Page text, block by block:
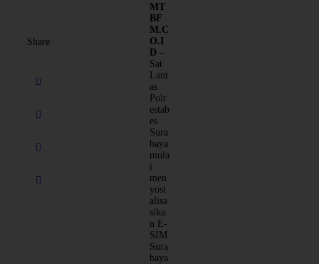
Share
MT
BF
M.C
O.I
D –
Sat
Lant
as
Polr
estab
es
Sura
baya
mula
i
men
yosi
alisa
sika
n E-
SIM
Sura
baya